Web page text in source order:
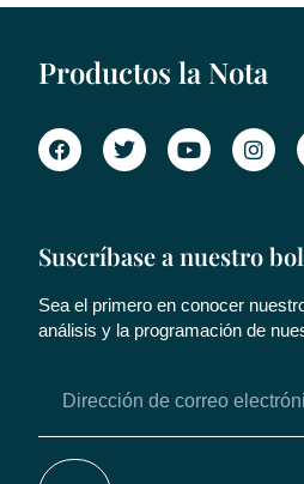
Productos la Nota
Suscríbase a nuestro
Sea el primero en conocer
análisis y la programación de